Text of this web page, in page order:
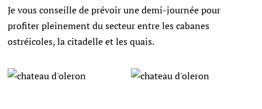
Je vous conseille de prévoir une demi-journée pour
profiter pleinement du secteur entre les cabanes
ostréicoles, la citadelle et les quais.